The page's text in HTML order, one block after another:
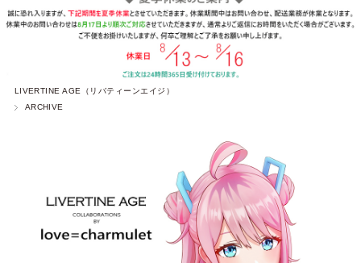
LIVERTINE AGE（リバティーンエイジ）
ARCHIVE